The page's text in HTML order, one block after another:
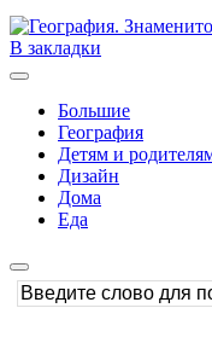
В закладки
Большие
География
Детям и
Дизайн
Дома
Еда